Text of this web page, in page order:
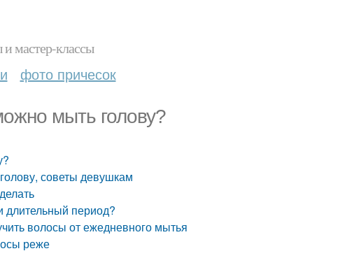
мастер-классы
фото причесок
мыть голову?
советы девушкам
длительный период?
волосы от ежедневного мытья
реже